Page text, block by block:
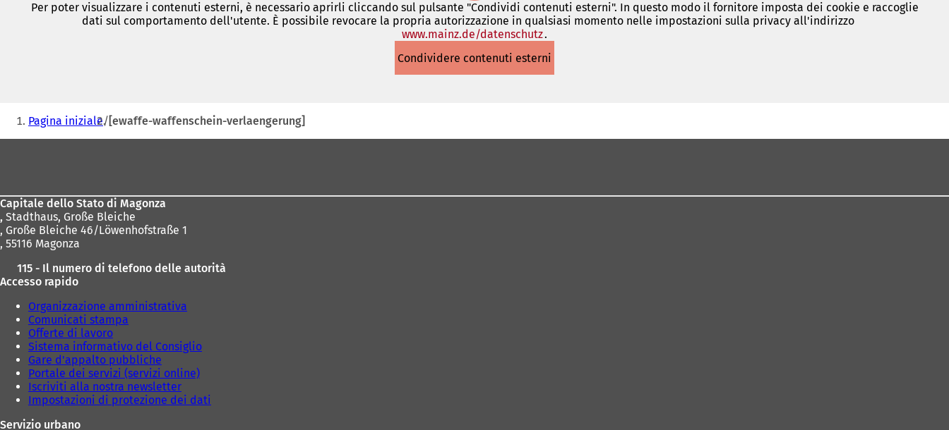
Per poter visualizzare i contenuti esterni, è necessario aprirli cliccando sul pulsante "Condividi contenuti esterni". In questo modo il fornitore imposta dei cookie e raccoglie
dati sul comportamento dell'utente. È possibile revocare la propria autorizzazione in qualsiasi momento nelle impostazioni sulla privacy all'indirizzo
www.mainz.de/datenschutz(Si
in
una
.
Condividere contenuti esterni
Siete
qui:
Pagina iniziale [ewaffe-waffenschein-verlaengerung]
Capitale dello Stato di Magonza
, Stadthaus, Große Bleiche
, Große Bleiche 46/Löwenhofstraße 1
, 55116 Magonza
115 - Il numero di telefono delle autorità
Accesso rapido
Organizzazione amministrativa
Comunicati stampa
Offerte di lavoro
Sistema informativo del Consiglio
Gare d'appalto pubbliche
Portale dei servizi (servizi online)
Iscriviti alla nostra newsletter
Impostazioni di protezione dei dati
Servizio urbano